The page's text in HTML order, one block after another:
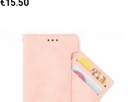
€15.50